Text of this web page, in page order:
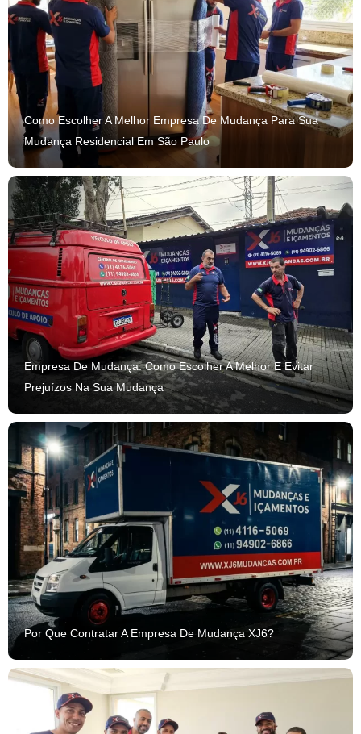
Como Escolher A Melhor Empresa De Mudança Para Sua
Mudança Residencial Em São Paulo
Empresa De Mudança: Como Escolher A Melhor E Evitar
Prejuízos Na Sua Mudança
Por Que Contratar A Empresa De Mudança XJ6?